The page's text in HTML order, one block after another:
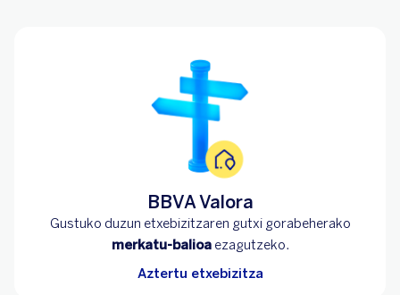
BBVA Valora
Gustuko duzun etxebizitzaren gutxi gorabeherako
merkatu-balioaezagutzeko.
Aztertu etxebizitza